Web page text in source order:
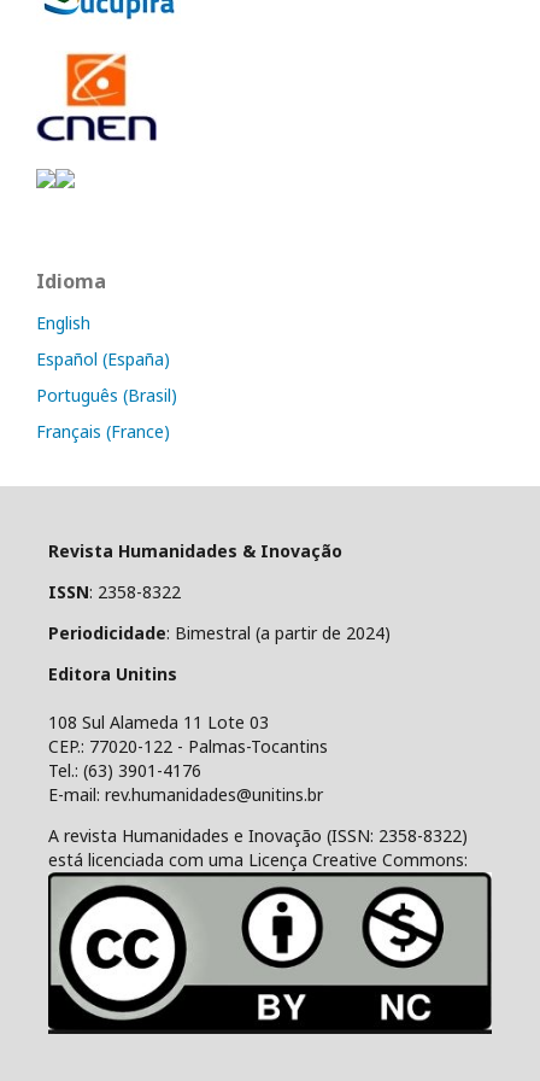
Idioma
English
Español (España)
Português (Brasil)
Français (France)
Revista Humanidades & Inovação
ISSN: 2358-8322
Periodicidade: Bimestral (a partir de 2024)
Editora Unitins
108 Sul Alameda 11 Lote 03
CEP.: 77020-122 - Palmas-Tocantins
Tel.: (63) 3901-4176
E-mail: rev.humanidades@unitins.br
A revista Humanidades e Inovação (ISSN: 2358-8322)
está licenciada com uma Licença Creative Commons: